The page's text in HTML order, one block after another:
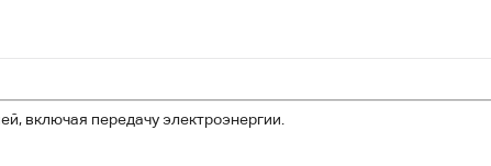
включая передачу электроэнергии.